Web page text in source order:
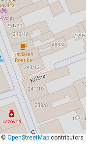
OpenStreetMapcontributors